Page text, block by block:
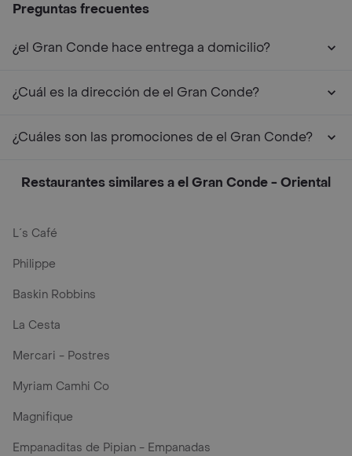
Preguntas frecuentes
¿el Gran Conde hace entrega a domicilio?
¿Cuál es la dirección de el Gran Conde?
¿Cuáles son las promociones de el Gran Conde?
Restaurantes similares a el Gran Conde - Oriental
L´s Café
Philippe
Baskin Robbins
La Cesta
Mercari - Postres
Myriam Camhi Co
Magnifique
Empanaditas de Pipian - Empanadas